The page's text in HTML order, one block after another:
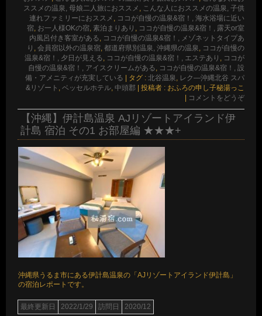
ススメの温泉, 母娘二人旅におススメ , こんな人におススメの温泉, 子供
連れファミリーにおススメ , ココが自慢の温泉&宿！, 海水浴場に近い
宿, お一人様OKの宿, 素泊まりあり , ココが自慢の温泉&宿！, 露天or室
内風呂付き客室がある, ココが自慢の温泉&宿！, メゾネットタイプあ
り , 会員宿以外の温泉宿, 都道府県別温泉, 沖縄県の温泉, ココが自慢の
温泉&宿！, 夕日が見える, ココが自慢の温泉&宿！, エステあり , ココが
自慢の温泉&宿！, アイスクリームがある, ココが自慢の温泉&宿！, 設
備・アメニティが充実している
タグ : 北谷温泉, レク―沖縄北谷 スパ
&リゾート , ベッセルホテル, 中頭郡
投稿者 : おふろの申し子秘湯っこ
コメントをどうぞ
【沖縄】伊計島温泉 AJリゾートアイランド伊
計島 宿泊 その1 お部屋編 ★★★+
沖縄県うるま市にある伊計島温泉の「AJリゾートアイランド伊計島」
の宿泊レポートです。
最終更新日 2022/1/29 訪問日 2020/12